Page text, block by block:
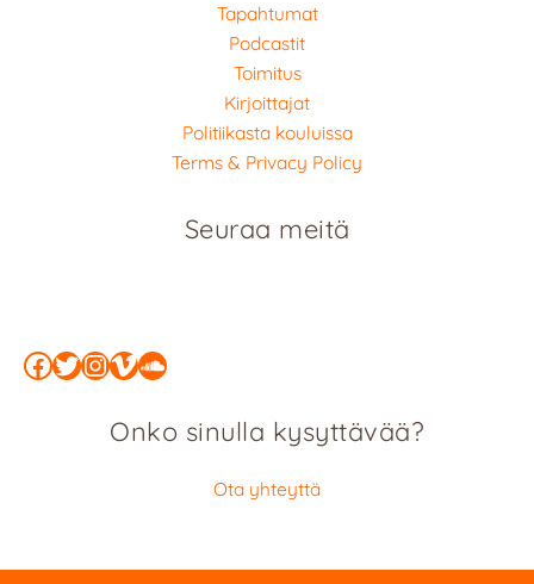
Tapahtumat
Podcastit
Toimitus
Kirjoittajat
Politiikasta kouluissa
Terms & Privacy Policy
Seuraa meitä
Facebook
Twitter
Instagram
Vimeo
SoundCloud
Onko sinulla kysyttävää?
Ota yhteyttä